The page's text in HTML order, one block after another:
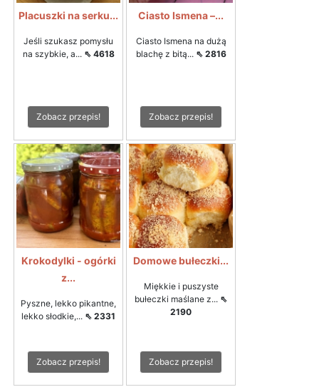
Placuszki na serku...
Jeśli szukasz pomysłu
na szybkie, a... ⇖ 4618
Zobacz przepis!
Ciasto Ismena –...
Ciasto Ismena na dużą
blachę z bitą... ⇖ 2816
Zobacz przepis!
Krokodylki - ogórki
z...
Pyszne, lekko pikantne,
lekko słodkie,... ⇖ 2331
Zobacz przepis!
Domowe bułeczki...
Miękkie i puszyste
bułeczki maślane z... ⇖
2190
Zobacz przepis!